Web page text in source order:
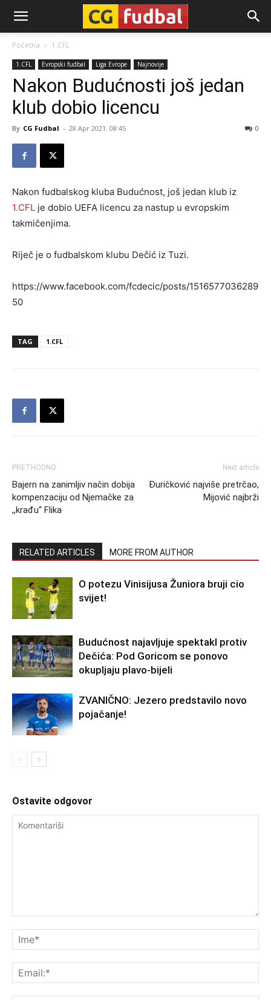
CG-
Fudbal
Početna 1.CFL
1.CFL Evropski fudbal Liga Evrope Najnovije
Nakon Budućnosti još jedan
klub dobio licencu
By CG Fudbal - 28 Apr 2021. 08:45 0
Nakon fudbalskog kluba Budućnost, još jedan klub iz
1.CFL je dobio UEFA licencu za nastup u evropskim
takmičenjima.
Riječ je o fudbalskom klubu Dečić iz Tuzi.
https://www.facebook.com/fcdecic/posts/1516577036289
50
TAG 1.CFL
PRETHODNO
Bajern na zanimljiv način dobija
kompenzaciju od Njemačke za
,,krađu“ Flika
Next article
Đuričković najviše pretrčao,
Mijović najbrži
RELATED ARTICLES MORE FROM AUTHOR
O potezu Vinisijusa Žuniora bruji cio
svijet!
Budućnost najavljuje spektakl protiv
Dečića: Pod Goricom se ponovo
okupljaju plavo-bijeli
ZVANIČNO: Jezero predstavilo novo
pojačanje!
Ostavite odgovor